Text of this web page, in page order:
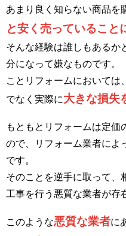
あまり良く知らない商品を
と安く売っていること
そんな経験は誰しもあるか
分になって嫌なものです。
ことリフォームにおいては
でなく実際に大きな損失
もともとリフォームは定価
ので、リフォーム業者によ
です。
そのことを逆手に取って、
工事を行う悪質な業者が存
このような悪質な業者に